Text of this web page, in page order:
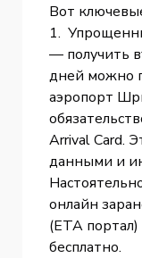
Вот
1.
— получить
дней можно
аэропорт
Arrival Card.
данными и
онлайн
(ETA
бесплатно.